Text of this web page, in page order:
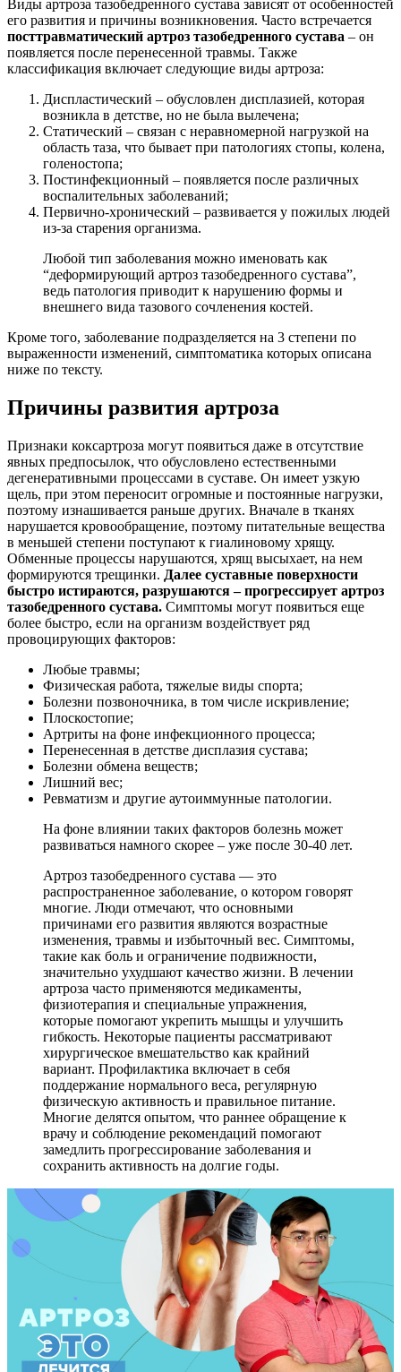
Виды артроза тазобедренного сустава зависят от особенностей
его развития и причины возникновения. Часто встречается
посттравматический артроз тазобедренного сустава – он
появляется после перенесенной травмы. Также
классификация включает следующие виды артроза:
Диспластический – обусловлен дисплазией, которая
возникла в детстве, но не была вылечена;
Статический – связан с неравномерной нагрузкой на
область таза, что бывает при патологиях стопы, колена,
голеностопа;
Постинфекционный – появляется после различных
воспалительных заболеваний;
Первично-хронический – развивается у пожилых людей
из-за старения организма.
Любой тип заболевания можно именовать как
“деформирующий артроз тазобедренного сустава”,
ведь патология приводит к нарушению формы и
внешнего вида тазового сочленения костей.
Кроме того, заболевание подразделяется на 3 степени по
выраженности изменений, симптоматика которых описана
ниже по тексту.
Причины развития артроза
Признаки коксартроза могут появиться даже в отсутствие
явных предпосылок, что обусловлено естественными
дегенеративными процессами в суставе. Он имеет узкую
щель, при этом переносит огромные и постоянные нагрузки,
поэтому изнашивается раньше других. Вначале в тканях
нарушается кровообращение, поэтому питательные вещества
в меньшей степени поступают к гиалиновому хрящу.
Обменные процессы нарушаются, хрящ высыхает, на нем
формируются трещинки. Далее суставные поверхности
быстро истираются, разрушаются – прогрессирует артроз
тазобедренного сустава. Симптомы могут появиться еще
более быстро, если на организм воздействует ряд
провоцирующих факторов:
Любые травмы;
Физическая работа, тяжелые виды спорта;
Болезни позвоночника, в том числе искривление;
Плоскостопие;
Артриты на фоне инфекционного процесса;
Перенесенная в детстве дисплазия сустава;
Болезни обмена веществ;
Лишний вес;
Ревматизм и другие аутоиммунные патологии.
На фоне влиянии таких факторов болезнь может
развиваться намного скорее – уже после 30-40 лет.
Артроз тазобедренного сустава — это
распространенное заболевание, о котором говорят
многие. Люди отмечают, что основными
причинами его развития являются возрастные
изменения, травмы и избыточный вес. Симптомы,
такие как боль и ограничение подвижности,
значительно ухудшают качество жизни. В лечении
артроза часто применяются медикаменты,
физиотерапия и специальные упражнения,
которые помогают укрепить мышцы и улучшить
гибкость. Некоторые пациенты рассматривают
хирургическое вмешательство как крайний
вариант. Профилактика включает в себя
поддержание нормального веса, регулярную
физическую активность и правильное питание.
Многие делятся опытом, что раннее обращение к
врачу и соблюдение рекомендаций помогают
замедлить прогрессирование заболевания и
сохранить активность на долгие годы.